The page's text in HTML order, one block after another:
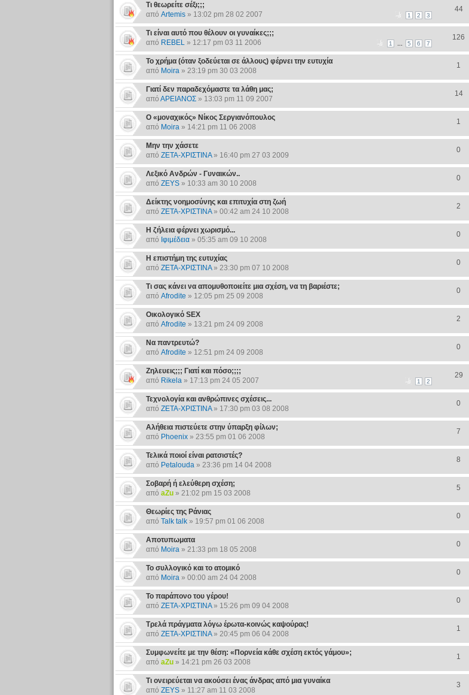
Τι θεωρείτε σέξι;;;
1 2 3
από Artemis» 13:02 pm 28 02 2007
44
Τι είναι αυτό που θέλουν οι γυναίκες;;;
1 5 6 7
από REBEL» 12:17 pm 03 11 2006
126
Το χρήμα (όταν ξοδεύεται σε άλλους) φέρνει την ευτυχία
από Moira» 23:19 pm 30 03 2008
1
Γιατί δεν παραδεχόμαστε τα λάθη μας;
από ΑΡΕΙΑΝΟΣ» 13:03 pm 11 09 2007
14
Ο «μοναχικός» Νίκος Σεργιανόπουλος
από Moira» 14:21 pm 11 06 2008
1
Mην την χάσετε
από ΖΕΤΑ-ΧΡΙΣΤΙΝΑ» 16:40 pm 27 03 2009
0
Λεξικό Ανδρών - Γυναικών..
από ZEYS» 10:33 am 30 10 2008
0
Δείκτης νοημοσύνης και επιτυχία στη ζωή
από ΖΕΤΑ-ΧΡΙΣΤΙΝΑ» 00:42 am 24 10 2008
2
H ζήλεια φέρνει χωρισμό...
από Ιφιμέδεια» 05:35 am 09 10 2008
0
H επιστήμη της ευτυχίας
από ΖΕΤΑ-ΧΡΙΣΤΙΝΑ» 23:30 pm 07 10 2008
0
Τι σας κάνει να απομυθοποιείτε μια σχέση, να τη βαριέστε;
από Afrodite » 12:05 pm 25 09 2008
0
Οικολογικό SEX
από Afrodite » 13:21 pm 24 09 2008
2
Να παντρευτώ?
από Afrodite » 12:51 pm 24 09 2008
0
Ζηλευεις;;; Γιατί και πόσο;;;;
1 2
από Rikela» 17:13 pm 24 05 2007
29
Τεχνολογία και ανθρώπινες σχέσεις...
από ΖΕΤΑ-ΧΡΙΣΤΙΝΑ» 17:30 pm 03 08 2008
0
Αλήθεια πιστεύετε στην ύπαρξη φίλων;
από Phoenix» 23:55 pm 01 06 2008
7
Τελικά ποιοί είναι ρατσιστές?
από Petalouda» 23:36 pm 14 04 2008
8
Σοβαρή ή ελεύθερη σχέση;
από aZu» 21:02 pm 15 03 2008
5
Θεωρίες της Ράνιας
από Talk talk» 19:57 pm 01 06 2008
0
Aποτυπωματα
από Moira» 21:33 pm 18 05 2008
0
Το συλλογικό και το ατομικό
από Moira» 00:00 am 24 04 2008
0
Το παράπονο του γέρου!
από ΖΕΤΑ-ΧΡΙΣΤΙΝΑ» 15:26 pm 09 04 2008
0
Τρελά πράγματα λόγω έρωτα-κοινώς καψούρας!
από ΖΕΤΑ-ΧΡΙΣΤΙΝΑ» 20:45 pm 06 04 2008
1
Συμφωνείτε με την θέση: «Πορνεία κάθε σχέση εκτός γάμου»;
από aZu» 14:21 pm 26 03 2008
1
Τι ονειρεύεται να ακούσει ένας άνδρας από μια γυναίκα
από ZEYS» 11:27 am 11 03 2008
3